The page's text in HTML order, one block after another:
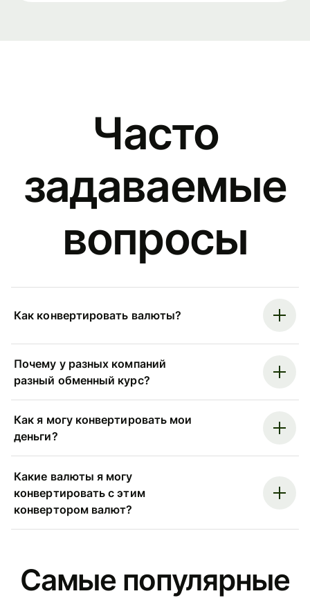
Часто
задаваемые
вопросы
Как конвертировать валюты?
Почему у разных компаний
разный обменный курс?
Как я могу конвертировать мои
деньги?
Какие валюты я могу
конвертировать с этим
конвертором валют?
Самые популярные